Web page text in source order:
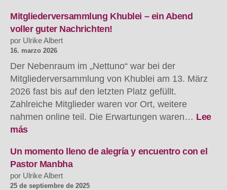
Christina
Mitgliederversammlung Khublei – ein Abend
voller guter Nachrichten!
por Ulrike Albert
16. marzo 2026
Der Nebenraum im „Nettuno“ war bei der
Mitgliederversammlung von Khublei am 13. März
2026 fast bis auf den letzten Platz gefüllt.
Zahlreiche Mitglieder waren vor Ort, weitere
nahmen online teil. Die Erwartungen waren… Lee
más:
Khublei
–
ein
Abend
Un momento lleno de alegría y encuentro con el
Pastor Manbha
por Ulrike Albert
25 de septiembre de 2025